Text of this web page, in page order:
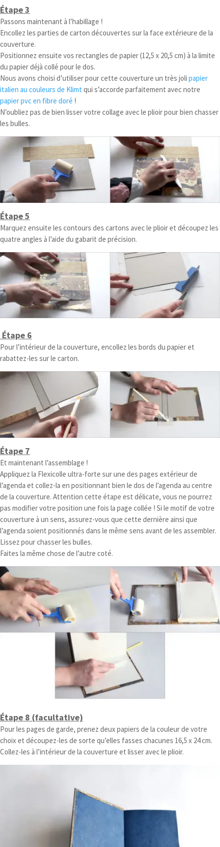
Étape 3
Passons maintenant à l’habillage !
Encollez les parties de carton découvertes sur la face extérieure de la
couverture.
Positionnez ensuite vos rectangles de papier (12,5 x 20,5 cm) à la limite
du papier déjà collé pour le dos.
Nous avons choisi d’utiliser pour cette couverture un très joli papier
italien au couleurs de Klimt qui s’accorde parfaitement avec notre
papier pvc en fibre doré !
N’oubliez pas de bien lisser votre collage avec le plioir pour bien chasser
les bulles.
Étape 5
Marquez ensuite les contours des cartons avec le plioir et découpez les
quatre angles à l’aide du gabarit de précision.
Étape 6
Pour l’intérieur de la couverture, encollez les bords du papier et
rabattez-les sur le carton.
Étape 7
Et maintenant l’assemblage !
Appliquez la Flexicolle ultra-forte sur une des pages extérieur de
l’agenda et collez-la en positionnant bien le dos de l’agenda au centre
de la couverture. Attention cette étape est délicate, vous ne pourrez
pas modifier votre position une fois la page collée ! Si le motif de votre
couverture à un sens, assurez-vous que cette dernière ainsi que
l’agenda soient positionnés dans le même sens avant de les assembler.
Lissez pour chasser les bulles.
Faites la même chose de l’autre coté.
Étape 8 (facultative)
Pour les pages de garde, prenez deux papiers de la couleur de votre
choix et découpez-les de sorte qu’elles fasses chacunes 16,5 x 24 cm.
Collez-les à l’intérieur de la couverture et lisser avec le plioir.